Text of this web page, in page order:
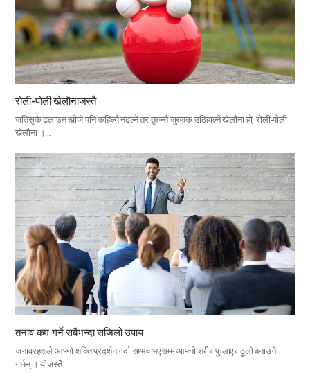
रोली-पोली खेलौनाजस्तै
जतिसुकै ढलाउन खोजे पनि कहिल्यै नढल्ने तर तुरुन्तै जुरुक्क उठिहाल्ने खेलौना हो, रोली-पोली
खेलौना ।…
तनाव कम गर्ने सबैभन्दा सजिलो उपाय
जनावरहरूले आफ्नो शक्ति प्रदर्शन गर्दा सम्भव भएसम्म आफ्नो शरीर फुलाएर ठूलो बनाउने
गर्छन् । योजस्तै…